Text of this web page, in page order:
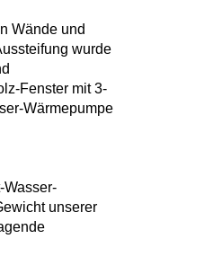
Wände und
wurde
Fenster mit 3-
Wärmepumpe
Wasser-
unserer